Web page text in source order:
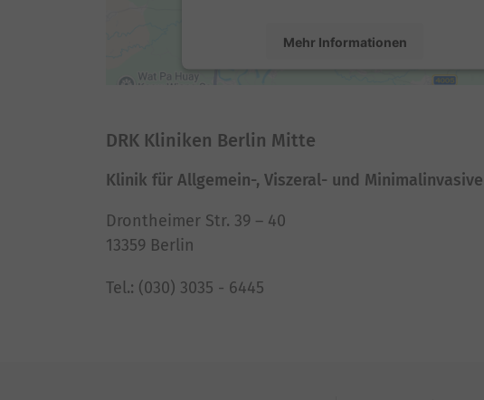
Mehr Informationen
DRK Kliniken Berlin Mitte
Klinik für Allgemein-, Viszeral- und
Drontheimer Str. 39 – 40
13359 Berlin
Tel.: (030) 3035 - 6445